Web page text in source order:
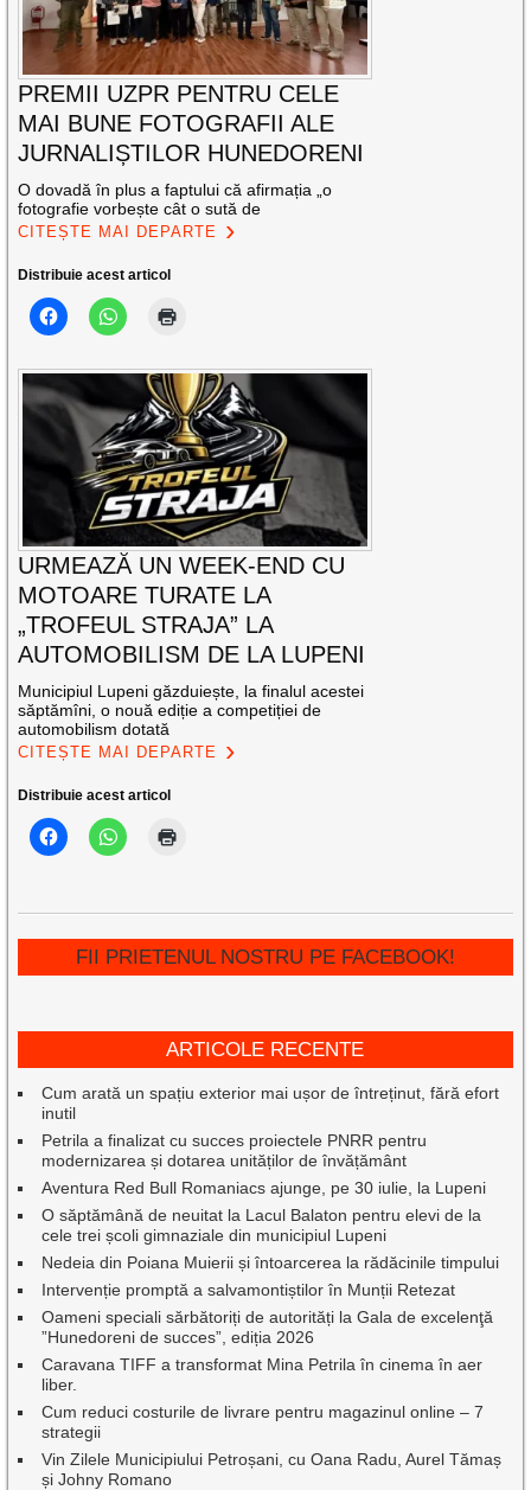
PREMII UZPR PENTRU CELE
MAI BUNE FOTOGRAFII ALE
JURNALIȘTILOR HUNEDORENI
O dovadă în plus a faptului că afirmația „o
fotografie vorbește cât o sută de
CITEȘTE MAI DEPARTE
Distribuie acest articol
URMEAZĂ UN WEEK-END CU
MOTOARE TURATE LA
„TROFEUL STRAJA” LA
AUTOMOBILISM DE LA LUPENI
Municipiul Lupeni găzduiește, la finalul acestei
săptămîni, o nouă ediție a competiției de
automobilism dotată
CITEȘTE MAI DEPARTE
Distribuie acest articol
FII PRIETENUL NOSTRU PE FACEBOOK!
ARTICOLE RECENTE
Cum arată un spațiu exterior mai ușor de întreținut, fără efort
inutil
Petrila a finalizat cu succes proiectele PNRR pentru
modernizarea și dotarea unităților de învățământ
Aventura Red Bull Romaniacs ajunge, pe 30 iulie, la Lupeni
O săptămână de neuitat la Lacul Balaton pentru elevi de la
cele trei școli gimnaziale din municipiul Lupeni
Nedeia din Poiana Muierii și întoarcerea la rădăcinile timpului
Intervenție promptă a salvamontiștilor în Munții Retezat
Oameni speciali sărbătoriți de autorități la Gala de excelenţă
”Hunedoreni de succes”, ediția 2026
Caravana TIFF a transformat Mina Petrila în cinema în aer
liber.
Cum reduci costurile de livrare pentru magazinul online – 7
strategii
Vin Zilele Municipiului Petroșani, cu Oana Radu, Aurel Tămaș
și Johny Romano